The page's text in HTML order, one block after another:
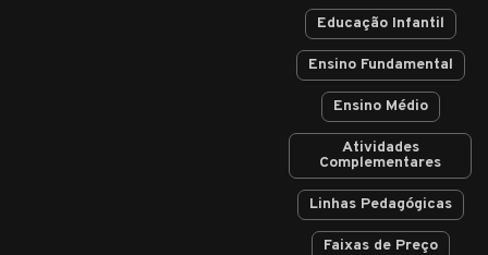
Educação Infantil
Ensino Fundamental
Ensino Médio
Atividades
Complementares
Linhas Pedagógicas
Faixas de Preço